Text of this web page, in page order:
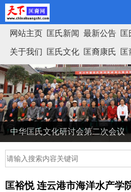
网站主页 匡氏新闻 最新公告 匡
关于我们 匡氏文化 匡裔康氏 匡
匡氏家谱
中华匡氏文化研讨会第二次会议
匡裕悦 连云港市海洋水产学